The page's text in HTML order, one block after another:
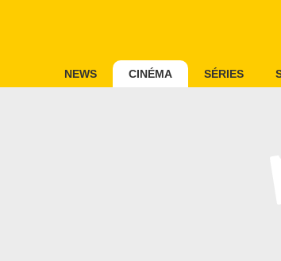
NEWS CINÉMA SÉRIES